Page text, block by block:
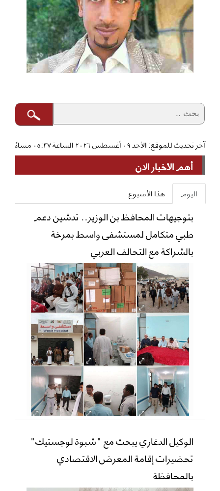
آخر تحديث للموقع: الأحد ٠٩ أغسطس ٢٠٢٦ الساعة ٠٥:٣٧ مساءً
أهم الأخبار الان
اليوم هذا الأسبوع
بتوجيهات المحافظ بن الوزير.. تدشين دعم
طبي متكامل لمستشفى واسط بمرخة
بالشراكة مع التحالف العربي
الوكيل الدغاري يبحث مع "شبوة لوجستيك"
تحضيرات إقامة المعرض الاقتصادي
بالمحافظة